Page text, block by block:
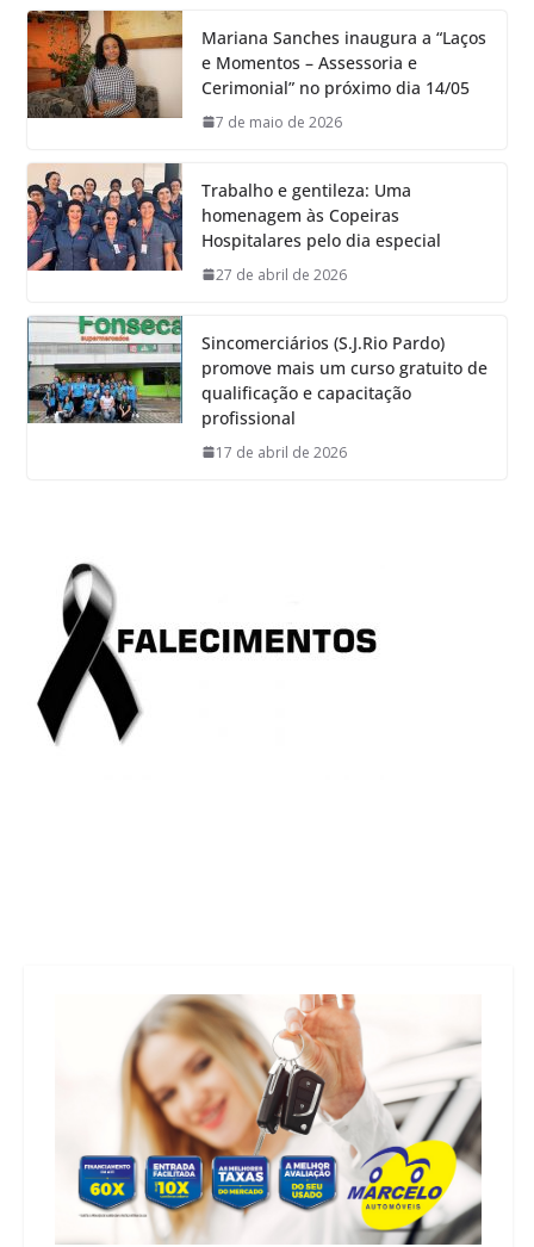
Mariana Sanches inaugura a “Laços
e Momentos – Assessoria e
Cerimonial” no próximo dia 14/05
7 de maio de 2026
Trabalho e gentileza: Uma
homenagem às Copeiras
Hospitalares pelo dia especial
27 de abril de 2026
Sincomerciários (S.J.Rio Pardo)
promove mais um curso gratuito de
qualificação e capacitação
profissional
17 de abril de 2026